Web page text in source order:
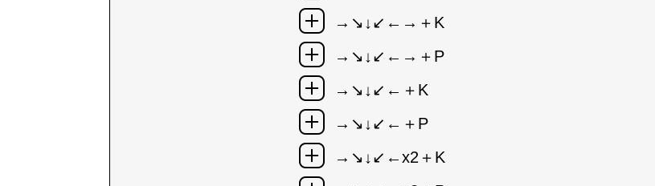
→↘↓↙←→＋K
→↘↓↙←→＋P
→↘↓↙←＋K
→↘↓↙←＋P
→↘↓↙←x2＋K